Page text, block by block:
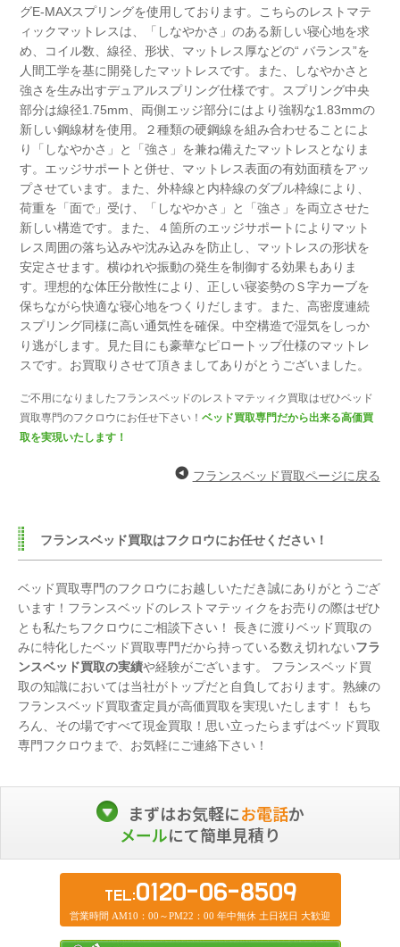
グE-MAXスプリングを使用しております。 こちらのレストマテ
ィックマットレスは、「しなやかさ」のある新しい寝心地を求
め、コイル数、線径、形状、マットレス厚などの“ バランス”を
人間工学を基に開発したマットレスです。
また、しなやかさと
強さを生み出すデュアルスプリング仕様です。スプリング中央
部分は線径1.75mm、両側エッジ部分にはより強靱な1.83mmの
新しい鋼線材を使用。
２種類の硬鋼線を組み合わせることによ
り「しなやかさ」と「強さ」を兼ね備えたマットレスとなりま
す。 エッジサポートと併せ、マットレス表面の有効面積をアッ
プさせています。
また、外枠線と内枠線のダブル枠線により、
荷重を「面で」受け、「しなやかさ」と「強さ」を両立させた
新しい構造です。
また、４箇所のエッジサポートによりマット
レス周囲の落ち込みや沈み込みを防止し、マットレスの形状を
安定させます。横ゆれや振動の発生を制御する効果もありま
す。理想的な体圧分散性により、正しい寝姿勢のＳ字カーブを
保ちながら快適な寝心地をつくりだします。
また、高密度連続
スプリング同様に高い通気性を確保。中空構造で湿気をしっか
り逃がします。
見た目にも豪華なピロートップ仕様のマットレ
スです。 お買取りさせて頂きましてありがとうございました。
ご不用になりましたフランスベッドのレストマテッィク買取はぜひベッド
買取専門のフクロウにお任せ下さい！ベッド買取専門だから出来る高価買
取を実現いたします！
フランスベッド買取ページに戻る
フランスベッド買取はフクロウにお任せください！
ベッド買取専門のフクロウにお越しいただき誠にありがとうござ
います！フランスベッドのレストマテッィクをお売りの際はぜひ
とも私たちフクロウにご相談下さい！ 長きに渡りベッド買取の
みに特化したベッド買取専門だから持っている数え切れないフラ
ンスベッド買取の実績や経験がございます。 フランスベッド買
取の知識においては当社がトップだと自負しております。熟練の
フランスベッド買取査定員が高価買取を実現いたします！ もち
ろん、その場ですべて現金買取！思い立ったらまずはベッド買取
専門フクロウまで、お気軽にご連絡下さい！
まずはお気軽にお電話か
メールにて簡単見積り
TEL:0120-06-8509
営業時間 AM10：00～PM22：00 年中無休 土日祝日 大歓迎